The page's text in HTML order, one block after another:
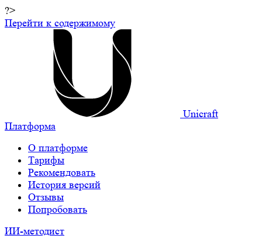
?>
Перейти к содержимому
Unicraft
Платформа
О платформе
Тарифы
Рекомендовать
История версий
Отзывы
Попробовать
ИИ-методист